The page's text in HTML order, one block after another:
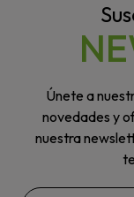
Únete a
novedades y
nuestra